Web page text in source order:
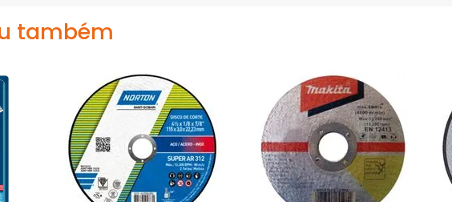
também